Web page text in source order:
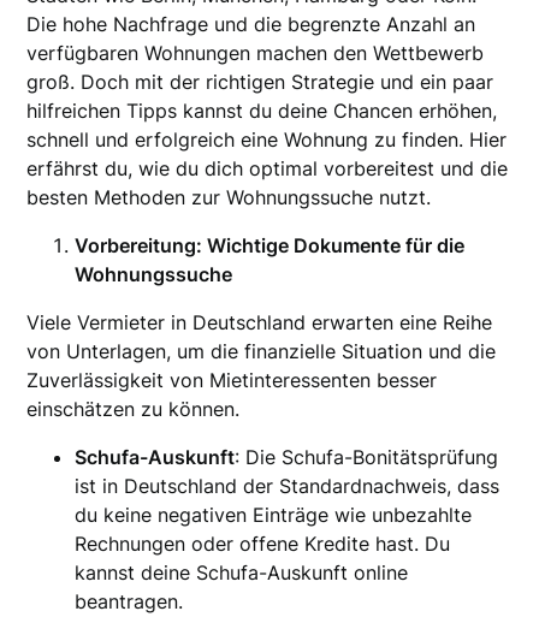
Die hohe Nachfrage und die begrenzte Anzahl an
verfügbaren Wohnungen machen den Wettbewerb
groß. Doch mit der richtigen Strategie und ein paar
hilfreichen Tipps kannst du deine Chancen erhöhen,
schnell und erfolgreich eine Wohnung zu finden. Hier
erfährst du, wie du dich optimal vorbereitest und die
besten Methoden zur Wohnungssuche nutzt.
Vorbereitung: Wichtige Dokumente für die
Wohnungssuche
Viele Vermieter in Deutschland erwarten eine Reihe
von Unterlagen, um die finanzielle Situation und die
Zuverlässigkeit von Mietinteressenten besser
einschätzen zu können.
Schufa-Auskunft: Die Schufa-Bonitätsprüfung
ist in Deutschland der Standardnachweis, dass
du keine negativen Einträge wie unbezahlte
Rechnungen oder offene Kredite hast. Du
kannst deine Schufa-Auskunft online
beantragen.